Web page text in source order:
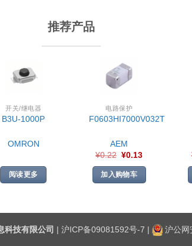
推荐产品
开关/继电器
B3U-1000P
OMRON
阅读更多
电路保护
F0603HI7000V032T
AEM
¥0.22 ¥0.13
加入购物车
科技有限公司 | 沪ICP备09081592号-7 | 沪公网